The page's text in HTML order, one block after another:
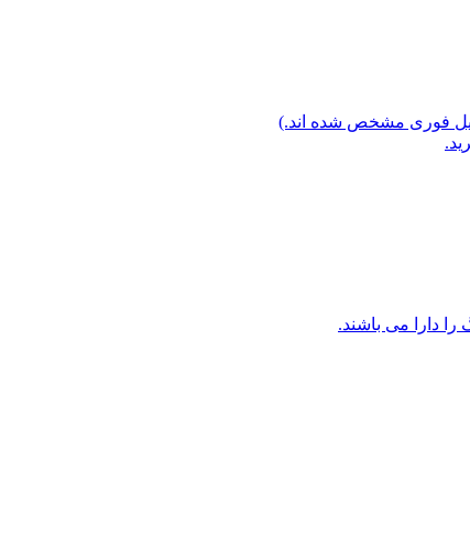
فوری مشخص شده اند.)
دارا می باشند.